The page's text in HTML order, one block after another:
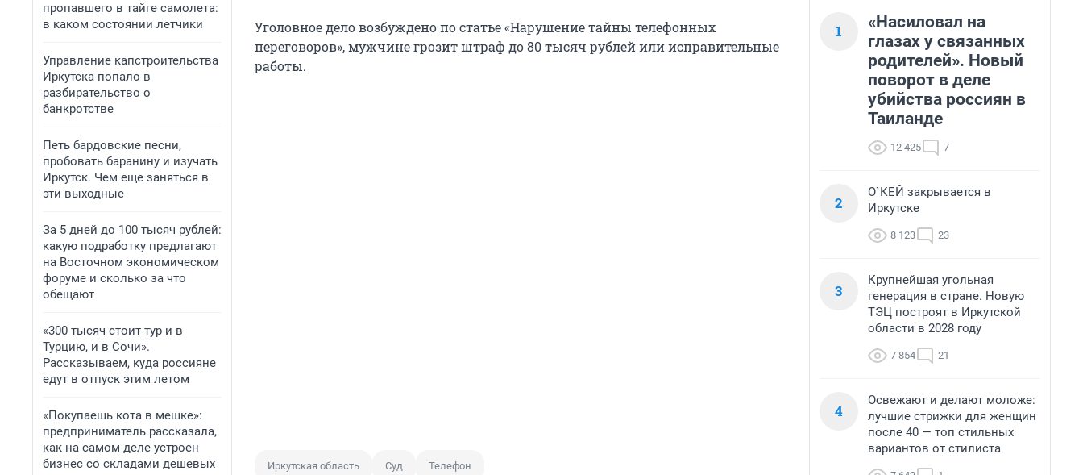
пропавшего в тайге самолета:
в каком состоянии летчики
Управление капстроительства
Иркутска попало в
разбирательство о
банкротстве
Петь бардовские песни,
пробовать баранину и изучать
Иркутск. Чем еще заняться в
эти выходные
За 5 дней до 100 тысяч рублей:
какую подработку предлагают
на Восточном экономическом
форуме и сколько за что
обещают
«300 тысяч стоит тур и в
Турцию, и в Сочи».
Рассказываем, куда россияне
едут в отпуск этим летом
«Покупаешь кота в мешке»:
предприниматель рассказала,
как на самом деле устроен
бизнес со складами дешевых
Уголовное дело возбуждено по статье «Нарушение тайны телефонных
переговоров», мужчине грозит штраф до 80 тысяч рублей или исправительные
работы.
Иркутская область Суд Телефон
1
«Насиловал на
глазах у связанных
родителей». Новый
поворот в деле
убийства россиян в
Таиланде
12 425 7
2
О`КЕЙ закрывается в
Иркутске
8 123 23
3
Крупнейшая угольная
генерация в стране. Новую
ТЭЦ построят в Иркутской
области в 2028 году
7 854 21
4
Освежают и делают моложе:
лучшие стрижки для женщин
после 40 — топ стильных
вариантов от стилиста